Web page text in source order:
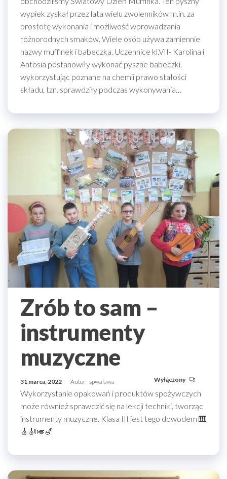
wypiek zyskał przez lata wielu zwolenników m.in. za
prostotę wykonania i możliwość wprowadzania
różnorodnych smaków. Wiele osób używa zamiennie
nazwy muffinek i babeczka. Uczennice kl.VII- Karolina i
Antosia postanowiły wykonać pyszne babeczki,
wykorzystując poznane na chemii prawo stałości
składu, tzn. sprawdziły podczas wykonywania…
Zrób to sam –
instrumenty
muzyczne
31 marca, 2022 Autor spwalawa Wyłączony
Wykorzystanie opakowań i produktów spożywczych
może również sprawdzić się na lekcji techniki, tworząc
instrumenty muzyczne. Klasa III jest tego dowodem 🎹
🎸🎻🎺🎷